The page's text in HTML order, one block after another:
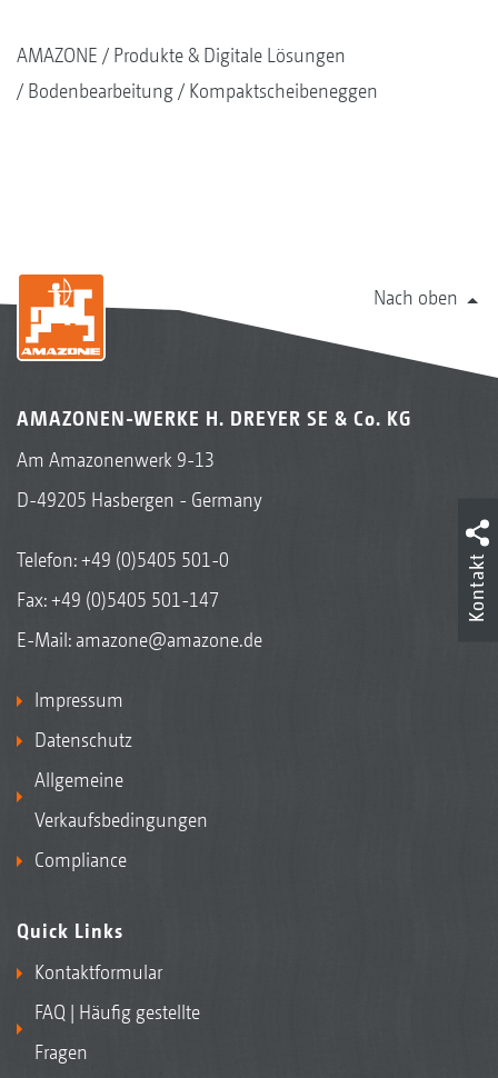
AMAZONE
Produkte & Digitale Lösungen
Bodenbearbeitung
Kompaktscheibeneggen
Nach oben
AMAZONEN-WERKE H. DREYER SE & Co. KG
Am Amazonenwerk 9-13
D-49205 Hasbergen - Germany
Telefon:+49 (0)5405 501-0
Fax: +49 (0)5405 501-147
E-Mail: amazone@amazone.de
Impressum
Datenschutz
Allgemeine
Verkaufsbedingungen
Compliance
Quick Links
Kontaktformular
FAQ | Häufig gestellte
Fragen
Kontakt